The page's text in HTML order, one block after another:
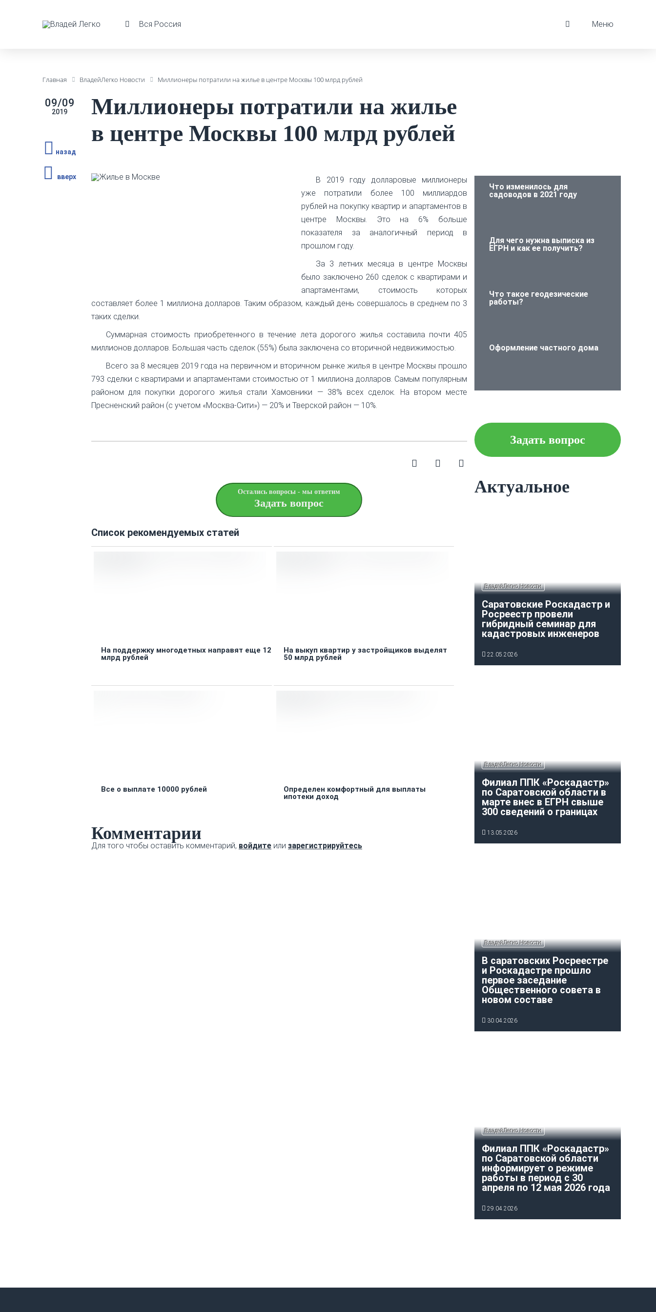
Вся Россия Меню
Главная ВладейЛегко Новости Миллионеры потратили на жилье в центре Москвы 100 млрд рублей
09/09
2019
назад
вверх
Миллионеры потратили на жилье
в центре Москвы 100 млрд рублей
В 2019 году долларовые миллионеры
уже потратили более 100 миллиардов
рублей на покупку квартир и апартаментов в
центре Москвы. Это на 6% больше
показателя за аналогичный период в
прошлом году.
За 3 летних месяца в центре Москвы
было заключено 260 сделок с квартирами и
апартаментами, стоимость которых
составляет более 1 миллиона долларов. Таким образом, каждый день совершалось в среднем по 3
таких сделки.
Суммарная стоимость приобретенного в течение лета дорогого жилья составила почти 405
миллионов долларов. Большая часть сделок (55%) была заключена со вторичной недвижимостью.
Всего за 8 месяцев 2019 года на первичном и вторичном рынке жилья в центре Москвы прошло
793 сделки с квартирами и апартаментами стоимостью от 1 миллиона долларов. Самым популярным
районом для покупки дорогого жилья стали Хамовники — 38% всех сделок. На втором месте
Пресненский район (с учетом «Москва-Сити») — 20% и Тверской район — 10%.
Остались вопросы - мы ответим
Задать вопрос
Список рекомендуемых статей
На поддержку многодетных направят еще 12
млрд рублей
На выкуп квартир у застройщиков выделят
50 млрд рублей
Все о выплате 10000 рублей
Определен комфортный для выплаты
ипотеки доход
Комментарии
Для того чтобы оставить комментарий, войдите или зарегистрируйтесь
Что изменилось для
садоводов в 2021 году
Для чего нужна выписка из
ЕГРН и как ее получить?
Что такое геодезические
работы?
Оформление частного дома
Что следует знать об
Задать вопрос
Актуальное
ВладейЛегко Новости
Саратовские Роскадастр и
Росреестр провели
гибридный семинар для
кадастровых инженеров
22.05.2026
ВладейЛегко Новости
Филиал ППК «Роскадастр»
по Саратовской области в
марте внес в ЕГРН свыше
300 сведений о границах
13.05.2026
ВладейЛегко Новости
В саратовских Росреестре
и Роскадастре прошло
первое заседание
Общественного совета в
новом составе
30.04.2026
ВладейЛегко Новости
Филиал ППК «Роскадастр»
по Саратовской области
информирует о режиме
работы в период с 30
апреля по 12 мая 2026 года
29.04.2026